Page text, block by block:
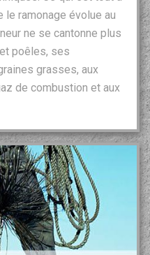
ramonage évolue au
ne se cantonne plus
poêles, ses
grasses, aux
de combustion et aux